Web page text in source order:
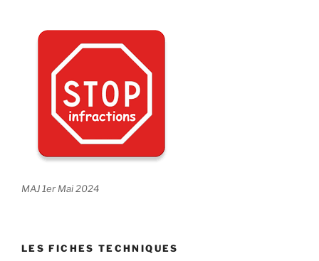
MAJ 1er Mai 2024
LES FICHES TECHNIQUES